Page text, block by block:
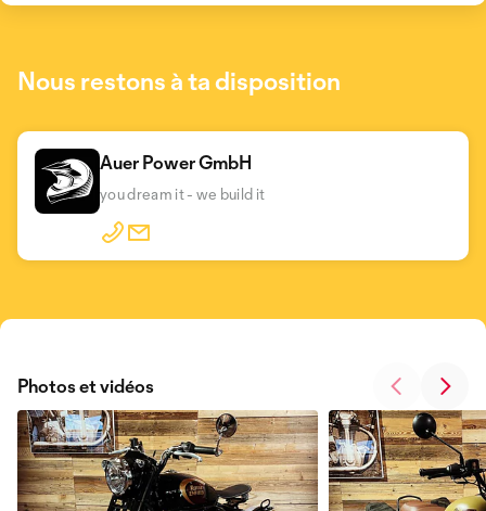
Nous restons à ta disposition
Auer Power GmbH
you dream it - we build it
Photos et vidéos